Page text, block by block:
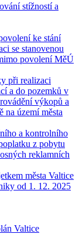
stížností a
ke stání
se stanovenou
povolení MěÚ
při realizaci
a do pozemků v
výkopů a
na území města
a kontrolního
z pobytu
reklamních
města Valtice
od 1. 12. 2025
Valtice